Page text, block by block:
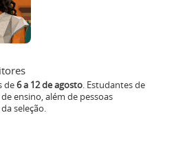
de6 a 12 de agosto
ensino, além de pessoas
seleção.